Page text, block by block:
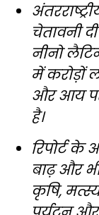
चेतावनी
नीनो
में करोड़ों
और आय
है।
रिपोर्ट के
बाढ़ और
कृषि,